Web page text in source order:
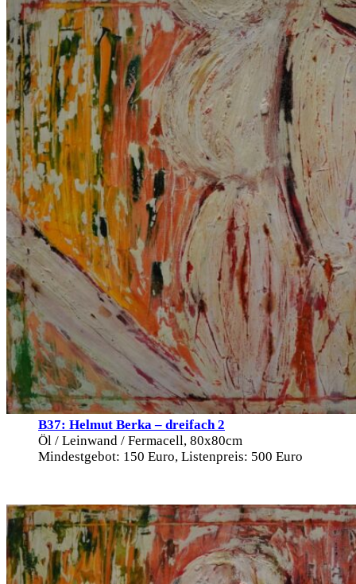
B37: Helmut Berka – dreifach 2
Öl / Leinwand / Fermacell, 80x80cm
Mindestgebot: 150 Euro, Listenpreis: 500 Euro